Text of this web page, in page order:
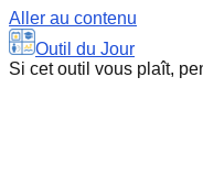
Aller au contenu
Outil du Jour
Si cet outil vous plaît,